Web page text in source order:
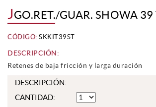
JGO.RET./GUAR. SHOWA 39
CÓDIGO: SKKIT39ST
DESCRIPCIÓN:
Retenes de baja fricción y larga duración
DESCRIPCIÓN:
CANTIDAD: